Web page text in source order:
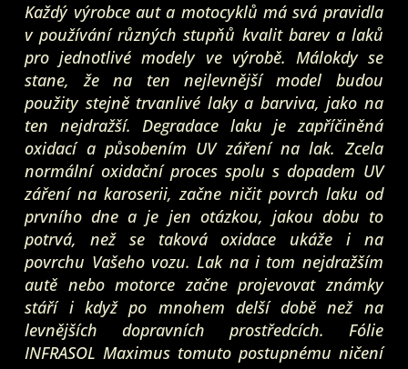
Každý výrobce aut a motocyklů má svá pravidla
v používání různých stupňů kvalit barev a laků
pro jednotlivé modely ve výrobě. Málokdy se
stane, že na ten nejlevnější model budou
použity stejně trvanlivé laky a barviva, jako na
ten nejdražší. Degradace laku je zapříčiněná
oxidací a působením UV záření na lak. Zcela
normální oxidační proces spolu s dopadem UV
záření na karoserii, začne ničit povrch laku od
prvního dne a je jen otázkou, jakou dobu to
potrvá, než se taková oxidace ukáže i na
povrchu Vašeho vozu. Lak na i tom nejdražším
autě nebo motorce začne projevovat známky
stáří i když po mnohem delší době než na
levnějších dopravních prostředcích. Fólie
INFRASOL Maximus tomuto postupnému ničení